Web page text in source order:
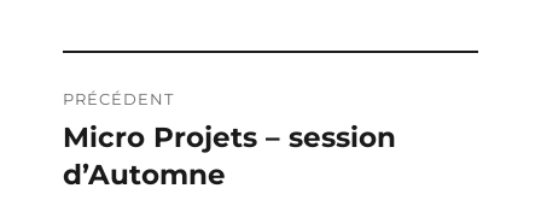
de
l’article
PRÉCÉDENT
Publication
précédente :
Micro Projets – session
d’Automne